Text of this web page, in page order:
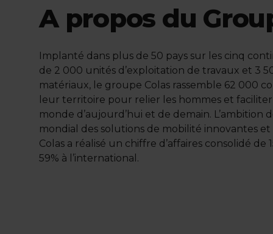
A propos du
Implanté dans plus de 50 pays sur les cinq
de 2 000 unités d’exploitation de travaux et 3
matériaux, le groupe Colas rassemble 62 000
leur territoire pour relier les hommes et
monde d’aujourd’hui et de demain. L’ambition
mondial des solutions de mobilité innovantes et
Colas a réalisé un chiffre d’affaires consolidé de
59% à l’international.